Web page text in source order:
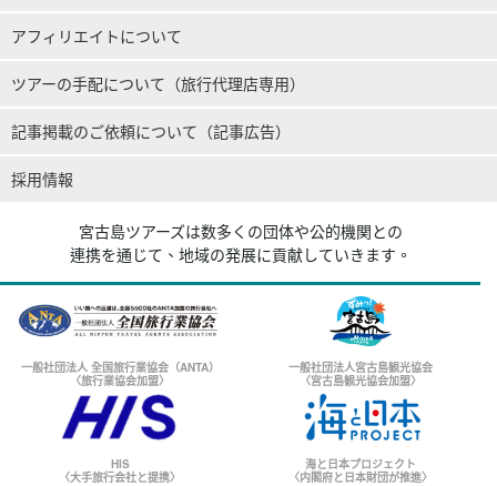
アフィリエイトについて
ツアーの手配について（旅行代理店専用）
記事掲載のご依頼について（記事広告）
採用情報
宮古島ツアーズは数多くの団体や公的機関との
連携を通じて、地域の発展に貢献していきます。
一般社団法人 全国旅行業協会（ANTA）
〈旅行業協会加盟〉
一般社団法人宮古島観光協会
〈宮古島観光協会加盟〉
HIS
〈大手旅行会社と提携〉
海と日本プロジェクト
〈内閣府と日本財団が推進〉